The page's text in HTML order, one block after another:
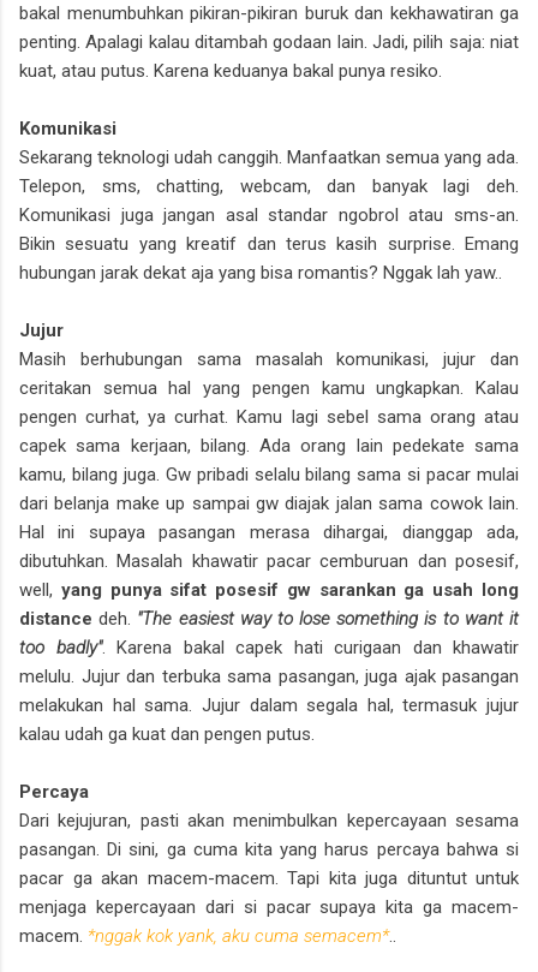
bakal menumbuhkan pikiran-pikiran buruk dan kekhawatiran ga
penting. Apalagi kalau ditambah godaan lain. Jadi, pilih saja: niat
kuat, atau putus. Karena keduanya bakal punya resiko.
Komunikasi
Sekarang teknologi udah canggih. Manfaatkan semua yang ada.
Telepon, sms, chatting, webcam, dan banyak lagi deh.
Komunikasi juga jangan asal standar ngobrol atau sms-an.
Bikin sesuatu yang kreatif dan terus kasih surprise. Emang
hubungan jarak dekat aja yang bisa romantis? Nggak lah yaw..
Jujur
Masih berhubungan sama masalah komunikasi, jujur dan
ceritakan semua hal yang pengen kamu ungkapkan. Kalau
pengen curhat, ya curhat. Kamu lagi sebel sama orang atau
capek sama kerjaan, bilang. Ada orang lain pedekate sama
kamu, bilang juga. Gw pribadi selalu bilang sama si pacar mulai
dari belanja make up sampai gw diajak jalan sama cowok lain.
Hal ini supaya pasangan merasa dihargai, dianggap ada,
dibutuhkan. Masalah khawatir pacar cemburuan dan posesif,
well, yang punya sifat posesif gw sarankan ga usah long
distance deh. "The easiest way to lose something is to want it
too badly". Karena bakal capek hati curigaan dan khawatir
melulu. Jujur dan terbuka sama pasangan, juga ajak pasangan
melakukan hal sama. Jujur dalam segala hal, termasuk jujur
kalau udah ga kuat dan pengen putus.
Percaya
Dari kejujuran, pasti akan menimbulkan kepercayaan sesama
pasangan. Di sini, ga cuma kita yang harus percaya bahwa si
pacar ga akan macem-macem. Tapi kita juga dituntut untuk
menjaga kepercayaan dari si pacar supaya kita ga macem-
macem. *nggak kok yank, aku cuma semacem*..